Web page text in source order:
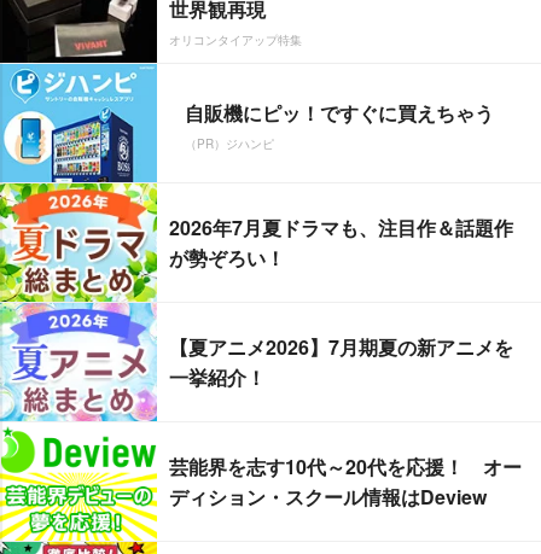
世界観再現
オリコンタイアップ特集
自販機にピッ！ですぐに買えちゃう
（PR）ジハンピ
2026年7月夏ドラマも、注目作＆話題作
が勢ぞろい！
【夏アニメ2026】7月期夏の新アニメを
一挙紹介！
芸能界を志す10代～20代を応援！ オー
ディション・スクール情報はDeview